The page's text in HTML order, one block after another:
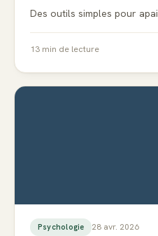
Des outils simples pour
13 min de lecture
Psychologie 28 avr. 2026